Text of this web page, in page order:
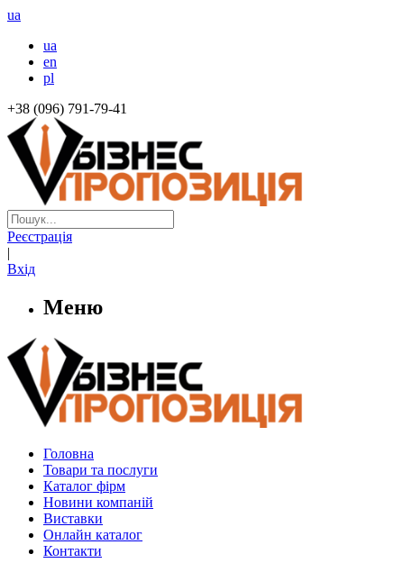
ua
ua
en
pl
+38 (096) 791-79-41
Реєстрація
|
Вхід
Меню
Головна
Товари та послуги
Каталог фірм
Новини компаній
Виставки
Онлайн каталог
Контакти